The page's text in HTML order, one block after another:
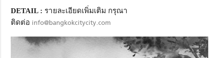
DETAIL : รายละเอียดเพิ่มเติม กรุณา
ติดต่อ info@bangkokcitycity.com